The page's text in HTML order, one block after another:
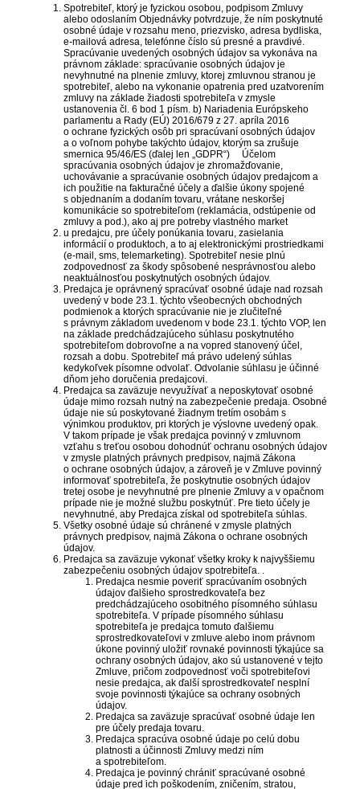
Spotrebiteľ, ktorý je fyzickou osobou, podpisom Zmluvy
alebo odoslaním Objednávky potvrdzuje, že ním poskytnuté
osobné údaje v rozsahu meno, priezvisko, adresa bydliska,
e-mailová adresa, telefónne číslo sú presné a pravdivé.
Spracúvanie uvedených osobných údajov sa vykonáva na
právnom základe: spracúvanie osobných údajov je
nevyhnutné na plnenie zmluvy, ktorej zmluvnou stranou je
spotrebiteľ, alebo na vykonanie opatrenia pred uzatvorením
zmluvy na základe žiadosti spotrebiteľa v zmysle
ustanovenia čl. 6 bod 1 písm. b) Nariadenia Európskeho
parlamentu a Rady (EÚ) 2016/679 z 27. apríla 2016
o ochrane fyzických osôb pri spracúvaní osobných údajov
a o voľnom pohybe takýchto údajov, ktorým sa zrušuje
smernica 95/46/ES (ďalej len „GDPR“) Účelom
spracúvania osobných údajov je zhromažďovanie,
uchovávanie a spracúvanie osobných údajov predajcom a
ich použitie na fakturačné účely a ďalšie úkony spojené
s objednaním a dodaním tovaru, vrátane neskoršej
komunikácie so spotrebiteľom (reklamácia, odstúpenie od
zmluvy a pod.), ako aj pre potreby vlastného market
u predajcu, pre účely ponúkania tovaru, zasielania
informácií o produktoch, a to aj elektronickými prostriedkami
(e-mail, sms, telemarketing). Spotrebiteľ nesie plnú
zodpovednosť za škody spôsobené nesprávnosťou alebo
neaktuálnosťou poskytnutých osobných údajov.
Predajca je oprávnený spracúvať osobné údaje nad rozsah
uvedený v bode 23.1. týchto všeobecných obchodných
podmienok a ktorých spracúvanie nie je zlučiteľné
s právnym základom uvedenom v bode 23.1. týchto VOP, len
na základe predchádzajúceho súhlasu poskytnutého
spotrebiteľom dobrovoľne a na vopred stanovený účel,
rozsah a dobu. Spotrebiteľ má právo udelený súhlas
kedykoľvek písomne odvolať. Odvolanie súhlasu je účinné
dňom jeho doručenia predajcovi.
Predajca sa zaväzuje nevyužívať a neposkytovať osobné
údaje mimo rozsah nutný na zabezpečenie predaja. Osobné
údaje nie sú poskytované žiadnym tretím osobám s
výnimkou produktov, pri ktorých je výslovne uvedený opak.
V takom prípade je však predajca povinný v zmluvnom
vzťahu s treťou osobou dohodnúť ochranu osobných údajov
v zmysle platných právnych predpisov, najmä Zákona
o ochrane osobných údajov, a zároveň je v Zmluve povinný
informovať spotrebiteľa, že poskytnutie osobných údajov
tretej osobe je nevyhnutné pre plnenie Zmluvy a v opačnom
prípade nie je možné službu poskytnúť. Pre tieto účely je
nevyhnutné, aby Predajca získal od spotrebiteľa súhlas.
Všetky osobné údaje sú chránené v zmysle platných
právnych predpisov, najmä Zákona o ochrane osobných
údajov.
Predajca sa zaväzuje vykonať všetky kroky k najvyššiemu
zabezpečeniu osobných údajov spotrebiteľa. .
Predajca nesmie poveriť spracúvaním osobných
údajov ďalšieho sprostredkovateľa bez
predchádzajúceho osobitného písomného súhlasu
spotrebiteľa. V prípade písomného súhlasu
spotrebiteľa je predajca tomuto ďalšiemu
sprostredkovateľovi v zmluve alebo inom právnom
úkone povinný uložiť rovnaké povinnosti týkajúce sa
ochrany osobných údajov, ako sú ustanovené v tejto
Zmluve, pričom zodpovednosť voči spotrebiteľovi
nesie predajca, ak ďalší sprostredkovateľ nesplní
svoje povinnosti týkajúce sa ochrany osobných
údajov.
Predajca sa zaväzuje spracúvať osobné údaje len
pre účely predaja tovaru.
Predajca spracúva osobné údaje po celú dobu
platnosti a účinnosti Zmluvy medzi ním
a spotrebiteľom.
Predajca je povinný chrániť spracúvané osobné
údaje pred ich poškodením, zničením, stratou,